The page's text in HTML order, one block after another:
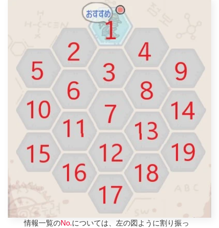
情報一覧のNo.については、左の図ように割り振っ